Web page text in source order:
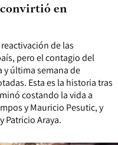
de las
pero el contagio del
y última semana de
Esta es la historia tras
costando la vida a
y Mauricio Pesutic, y
Patricio Araya.
en